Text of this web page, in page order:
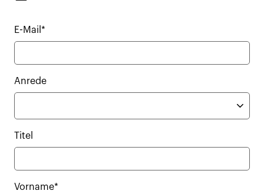
E-Mail*
Anrede
Titel
Vorname*